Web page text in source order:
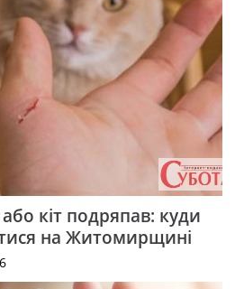
кіт подряпав: куди
на Житомирщині